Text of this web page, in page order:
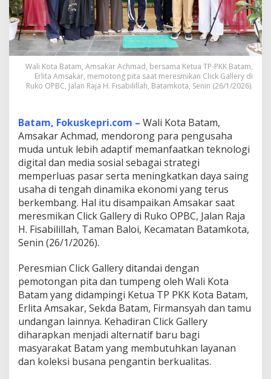
l
e
r
y
B
a
t
a
m
s
a
k
r
D
o
r
o
n
e
n
g
u
s
a
h
a
M
u
Wali Kota Batam, Amsakar Achmad, bersama Ketua TP-PKK Batam,
Erlita Amsakar, memotong pita saat meresmikan Click Gallery di
Ruko OPBC, Jalan Raja H. Fisabilillah, Batamkota, Senin (26/1/2026).
Batam, Fokuskepri.com – Wali Kota Batam,
Amsakar Achmad, mendorong para pengusaha
muda untuk lebih adaptif memanfaatkan teknologi
digital dan media sosial sebagai strategi
memperluas pasar serta meningkatkan daya saing
usaha di tengah dinamika ekonomi yang terus
berkembang. Hal itu disampaikan Amsakar saat
meresmikan Click Gallery di Ruko OPBC, Jalan Raja
H. Fisabilillah, Taman Baloi, Kecamatan Batamkota,
Senin (26/1/2026).
Peresmian Click Gallery ditandai dengan
pemotongan pita dan tumpeng oleh Wali Kota
Batam yang didampingi Ketua TP PKK Kota Batam,
Erlita Amsakar, Sekda Batam, Firmansyah dan tamu
undangan lainnya. Kehadiran Click Gallery
diharapkan menjadi alternatif baru bagi
masyarakat Batam yang membutuhkan layanan
dan koleksi busana pengantin berkualitas.